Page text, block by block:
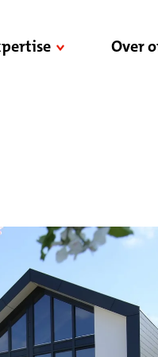
Over